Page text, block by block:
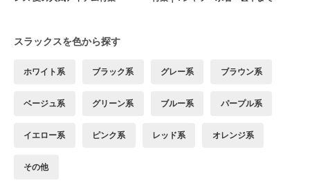
スラックスを色から探す
ホワイト系 ブラック系 グレー系 ブラウン系
ベージュ系 グリーン系 ブルー系 パープル系
イエロー系 ピンク系 レッド系 オレンジ系
その他